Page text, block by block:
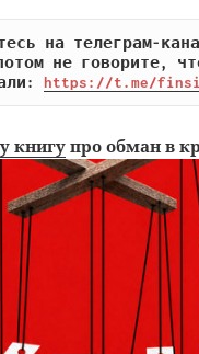
на телеграм-
не говорите,
https://t.me/
книгупро обман в